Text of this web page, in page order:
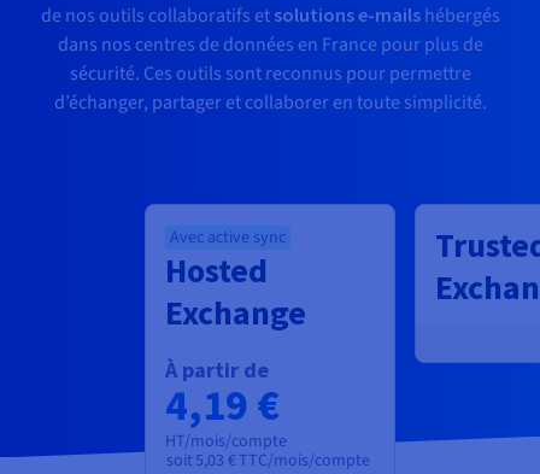
de nos outils collaboratifs et solutions e-mailshébergés
dans nos centres de données en France pour plus de
sécurité. Ces outils sont reconnus pour permettre
d’échanger, partager et collaborer en toute simplicité.
Avec active sync
Hosted
Exchange
À partir de
4,19 €
HT/mois/compte
soit 5,03 €TTC/mois/compte